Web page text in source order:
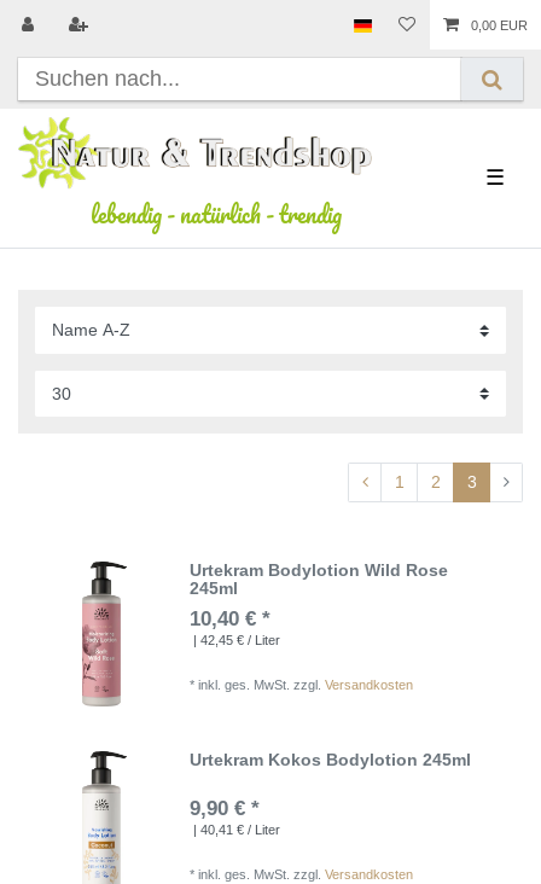
0,00 EUR
lebendig-natürlich-trendig
☰
1 2 3
Urtekram Bodylotion Wild Rose
245ml
10,40 € *
| 42,45 € / Liter
*inkl. ges. MwSt. zzgl.Versandkosten
Urtekram Kokos Bodylotion 245ml
9,90 € *
| 40,41 € / Liter
*inkl. ges. MwSt. zzgl.Versandkosten